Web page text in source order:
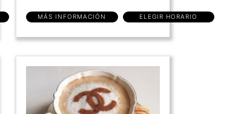
MÁS INFORMACIÓN ELEGIR HORARIO